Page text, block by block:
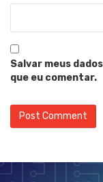
Salvar meus
que eu comentar.